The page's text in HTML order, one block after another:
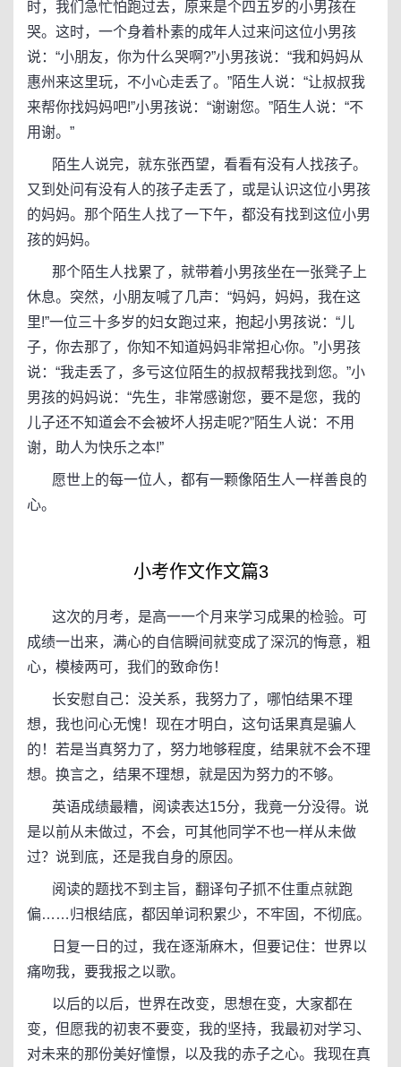
时，我们急忙怕跑过去，原来是个四五岁的小男孩在
哭。这时，一个身着朴素的成年人过来问这位小男孩
说：“小朋友，你为什么哭啊?”小男孩说：“我和妈妈从
惠州来这里玩，不小心走丢了。”陌生人说：“让叔叔我
来帮你找妈妈吧!”小男孩说：“谢谢您。”陌生人说：“不
用谢。”
陌生人说完，就东张西望，看看有没有人找孩子。
又到处问有没有人的孩子走丢了，或是认识这位小男孩
的妈妈。那个陌生人找了一下午，都没有找到这位小男
孩的妈妈。
那个陌生人找累了，就带着小男孩坐在一张凳子上
休息。突然，小朋友喊了几声：“妈妈，妈妈，我在这
里!”一位三十多岁的妇女跑过来，抱起小男孩说：“儿
子，你去那了，你知不知道妈妈非常担心你。”小男孩
说：“我走丢了，多亏这位陌生的叔叔帮我找到您。”小
男孩的妈妈说：“先生，非常感谢您，要不是您，我的
儿子还不知道会不会被坏人拐走呢?”陌生人说：不用
谢，助人为快乐之本!”
愿世上的每一位人，都有一颗像陌生人一样善良的
心。
小考作文作文篇3
这次的月考，是高一一个月来学习成果的检验。可
成绩一出来，满心的自信瞬间就变成了深沉的悔意，粗
心，模棱两可，我们的致命伤！
长安慰自己：没关系，我努力了，哪怕结果不理
想，我也问心无愧！现在才明白，这句话果真是骗人
的！若是当真努力了，努力地够程度，结果就不会不理
想。换言之，结果不理想，就是因为努力的不够。
英语成绩最糟，阅读表达15分，我竟一分没得。说
是以前从未做过，不会，可其他同学不也一样从未做
过？说到底，还是我自身的原因。
阅读的题找不到主旨，翻译句子抓不住重点就跑
偏……归根结底，都因单词积累少，不牢固，不彻底。
日复一日的过，我在逐渐麻木，但要记住：世界以
痛吻我，要我报之以歌。
以后的以后，世界在改变，思想在变，大家都在
变，但愿我的初衷不要变，我的坚持，我最初对学习、
对未来的那份美好憧憬，以及我的赤子之心。我现在真